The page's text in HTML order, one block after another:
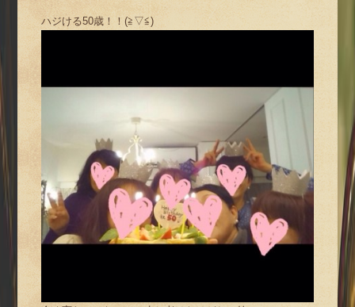
ハジける50歳！！(≧▽≦)